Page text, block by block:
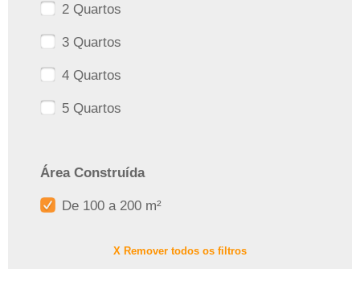
2 Quartos
3 Quartos
4 Quartos
5 Quartos
Área Construída
De 100 a 200 m²
X Remover todos os filtros